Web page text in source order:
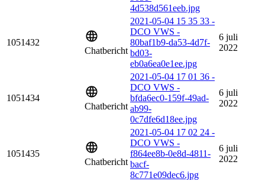
4d538d561eeb.jpg
1051432
Chatbericht
2021-05-04 15 35 33 -
DCO VWS -
80baf1b9-da53-4d7f-
bd03-
eb0a6ea0e1ee.jpg
6 juli
2022
1051434
Chatbericht
2021-05-04 17 01 36 -
DCO VWS -
bfda6ec0-159f-49ad-
ab99-
0c7dfe6d18ee.jpg
6 juli
2022
1051435
Chatbericht
2021-05-04 17 02 24 -
DCO VWS -
f864ee8b-0e8d-4811-
bacf-
8c771e09dec6.jpg
6 juli
2022